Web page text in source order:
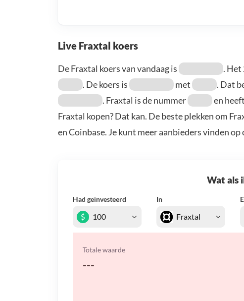
Live Fraxtal koers
De Fraxtal koers van vandaag is
. Het
. De koers is
met . Dat
. Fraxtal is de nummer
en
Fraxtal kopen? Dat kan. De beste plekken om
en Coinbase. Je kunt meer aanbieders vinden
Wat als
Had geïnvesteerd In
$
Totale waarde
---